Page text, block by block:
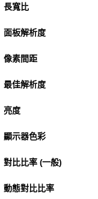
長寬比
面板解析度
像素間距
最佳解析度
亮度
顯示器色彩
對比比率 (一般)
動態對比比率